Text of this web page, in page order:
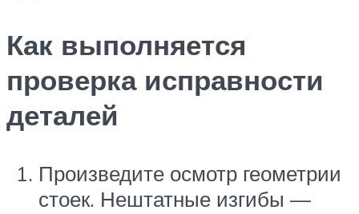
Как выполняется
проверка исправности
деталей
Произведите осмотр геометрии
стоек. Нештатные изгибы —